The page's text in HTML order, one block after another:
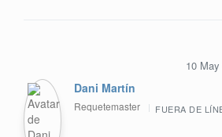
10
Dani Martín
Requetemaster FUERA DE